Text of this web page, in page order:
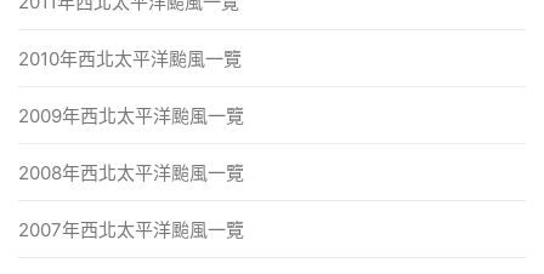
2010年西北太平洋颱風一覽
2009年西北太平洋颱風一覽
2008年西北太平洋颱風一覽
2007年西北太平洋颱風一覽